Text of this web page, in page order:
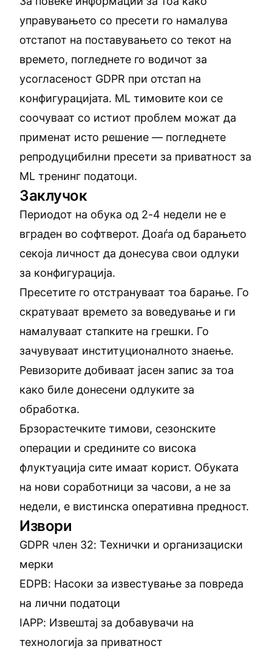
управувањето со пресети го намалува
отстапот на поставувањето со текот на
времето, погледнете го водичот за
усогласеност GDPR при отстап на
конфигурацијата. ML тимовите кои се
соочуваат со истиот проблем можат да
применат исто решение — погледнете
репродуцибилни пресети за приватност за
ML тренинг податоци.
Заклучок
Периодот на обука од 2-4 недели не е
вграден во софтверот. Доаѓа од барањето
секоја личност да донесува свои одлуки
за конфигурација.
Пресетите го отстрануваат тоа барање. Го
скратуваат времето за воведување и ги
намалуваат стапките на грешки. Го
зачувуваат институционалното знаење.
Ревизорите добиваат јасен запис за тоа
како биле донесени одлуките за
обработка.
Брзорастечките тимови, сезонските
операции и средините со висока
флуктуација сите имаат корист. Обуката
на нови соработници за часови, а не за
недели, е вистинска оперативна предност.
Извори
GDPR член 32: Технички и организациски
мерки
EDPB: Насоки за известување за повреда
на лични податоци
IAPP: Извештај за добавувачи на
технологија за приватност